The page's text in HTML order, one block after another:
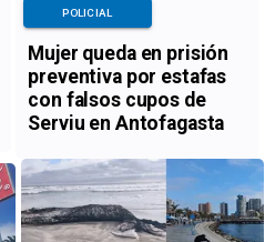
Mujer queda en prisión
preventiva por estafas
con falsos cupos de
Serviu en Antofagasta
POLICIAL